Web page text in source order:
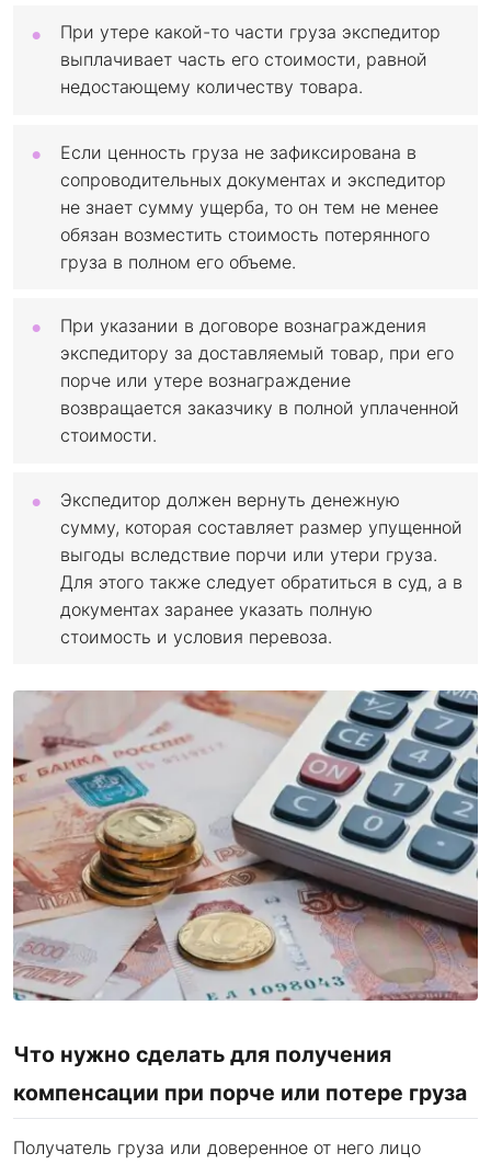
При утере какой-то части груза экспедитор
выплачивает часть его стоимости, равной
недостающему количеству товара.
Если ценность груза не зафиксирована в
сопроводительных документах и экспедитор
не знает сумму ущерба, то он тем не менее
обязан возместить стоимость потерянного
груза в полном его объеме.
При указании в договоре вознаграждения
экспедитору за доставляемый товар, при его
порче или утере вознаграждение
возвращается заказчику в полной уплаченной
стоимости.
Экспедитор должен вернуть денежную
сумму, которая составляет размер упущенной
выгоды вследствие порчи или утери груза.
Для этого также следует обратиться в суд, а в
документах заранее указать полную
стоимость и условия перевоза.
Что нужно сделать для получения
компенсации при порче или потере груза
Получатель груза или доверенное от него лицо